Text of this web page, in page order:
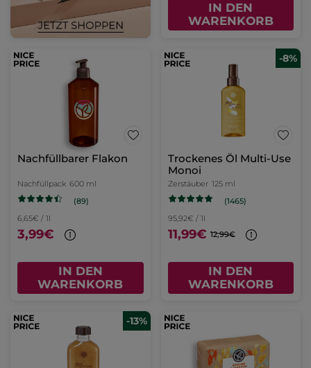
IN DEN
WARENKORB
Nachfüllbarer Flakon
Nachfüllpack 600 ml
(89)
6,65€ / 1l
3,99€
IN DEN
WARENKORB
-8%
Trockenes Öl Multi-Use
Monoi
Zerstäuber 125 ml
(1465)
95,92€ / 1l
11,99€ 12,99€
IN DEN
WARENKORB
-13%